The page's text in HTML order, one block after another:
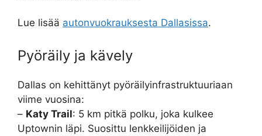
Lue lisää autonvuokrauksesta Dallasissa.
Pyöräily ja kävely
Dallas on kehittänyt pyöräilyinfrastruktuuriaan
viime vuosina:
– Katy Trail: 5 km pitkä polku, joka kulkee
Uptownin läpi. Suosittu lenkkeilijöiden ja